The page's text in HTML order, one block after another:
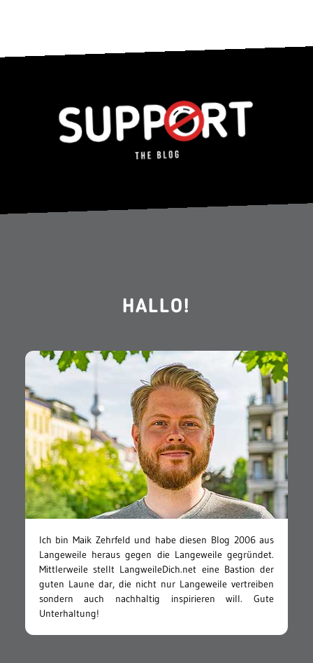
HALLO!
Ich bin Maik Zehrfeld und habe diesen Blog 2006 aus
Langeweile heraus gegen die Langeweile gegründet.
Mittlerweile stellt LangweileDich.net eine Bastion der
guten Laune dar, die nicht nur Langeweile vertreiben
sondern auch nachhaltig inspirieren will. Gute
Unterhaltung!